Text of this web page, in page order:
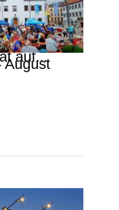
für den
auf...
August